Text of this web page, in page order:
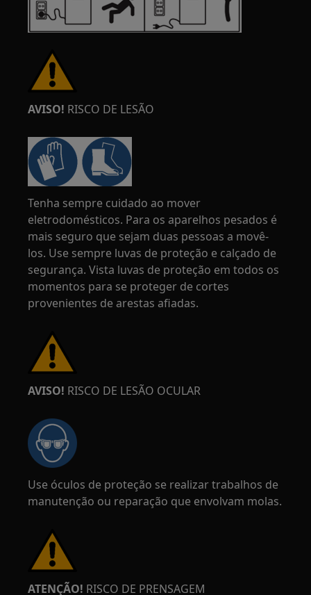
AVISO! RISCO DE LESÃO
Tenha sempre cuidado ao mover
eletrodomésticos. Para os aparelhos pesados é
mais seguro que sejam duas pessoas a movê-
los. Use sempre luvas de proteção e calçado de
segurança. Vista luvas de proteção em todos os
momentos para se proteger de cortes
provenientes de arestas afiadas.
AVISO! RISCO DE LESÃO OCULAR
Use óculos de proteção se realizar trabalhos de
manutenção ou reparação que envolvam molas.
ATENÇÃO! RISCO DE PRENSAGEM